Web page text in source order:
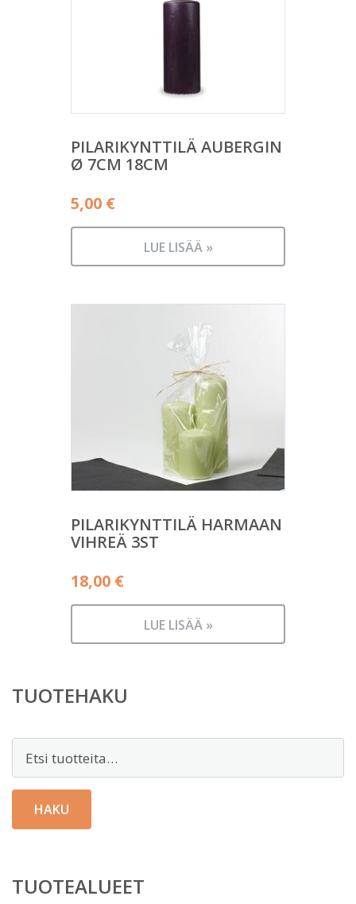
PILARIKYNTTILÄ AUBERGIN
Ø 7CM 18CM
5,00 €
LUE LISÄÄ »
PILARIKYNTTILÄ HARMAAN
VIHREÄ 3ST
18,00 €
LUE LISÄÄ »
TUOTEHAKU
HAKU
TUOTEALUEET